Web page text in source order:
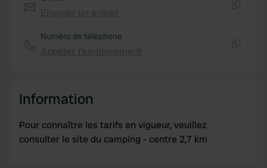
We use cookies to personalise content and ads, to
We also share information about your use of our site with
Numéro de téléphone
Information
Pour connaître les tarifs en vigueur, veuillez
consulter le site du camping - centre 2,7 km